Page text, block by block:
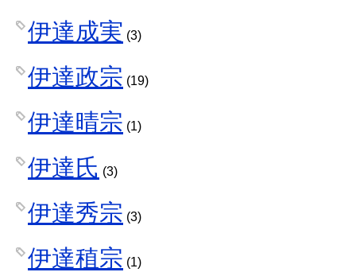
伊達成実 (3)
伊達政宗 (19)
伊達晴宗 (1)
伊達氏 (3)
伊達秀宗 (3)
伊達稙宗 (1)